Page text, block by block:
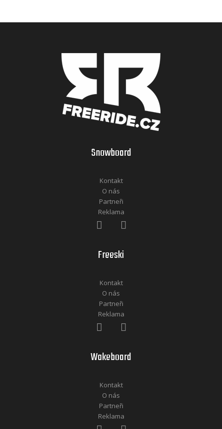
Snowboard
Kontakt
O nás
Partneři
Reklama
Freeski
Kontakt
O nás
Partneři
Reklama
Wakeboard
Kontakt
O nás
Partneři
Reklama